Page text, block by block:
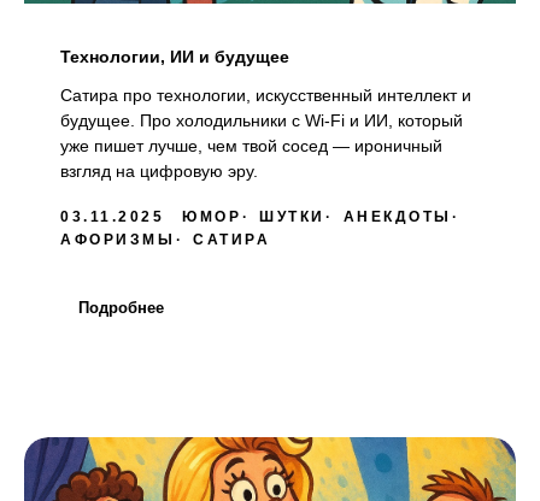
Технологии, ИИ и будущее
Сатира про технологии, искусственный интеллект и
будущее. Про холодильники с Wi-Fi и ИИ, который
уже пишет лучше, чем твой сосед — ироничный
взгляд на цифровую эру.
03.11.2025 ЮМОР ШУТКИ
АНЕКДОТЫ
АФОРИЗМЫ
САТИРА
Подробнее